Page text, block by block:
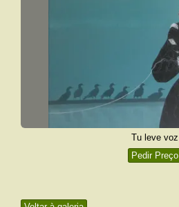
Tu leve voz
Pedir Preço